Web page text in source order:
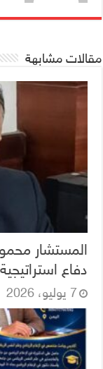
مقالات مشابهة
المستشار
دفاع
7 يوليو، 2026